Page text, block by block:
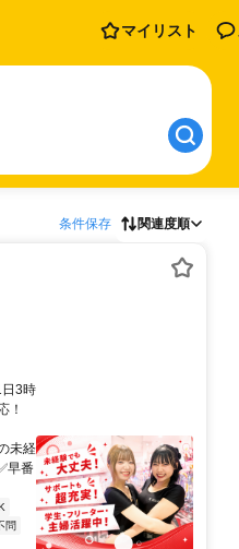
マイリスト
条件保存 関連度順
3時
！
未経
早番
問